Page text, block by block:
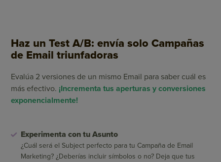
Haz un Test A/B: envía solo Campañas
de Email triunfadoras
Evalúa 2 versiones de un mismo Email para saber cuál es
más efectivo. ¡Incrementa tus aperturas y conversiones
exponencialmente!
Experimenta con tu Asunto
¿Cuál será el Subject perfecto para tu Campaña de Email
Marketing? ¿Deberías incluir símbolos o no? Deja que tus